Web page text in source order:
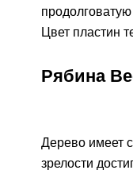
Цвет пластин
Рябина
Дерево имеет
зрелости